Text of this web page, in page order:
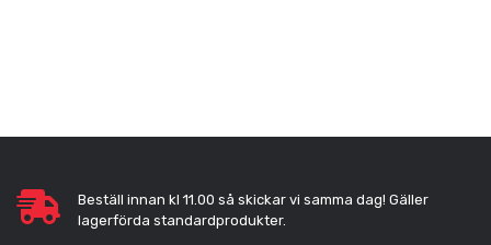
Beställ innan kl 11.00 så skickar vi samma dag! Gäller
lagerförda standardprodukter.